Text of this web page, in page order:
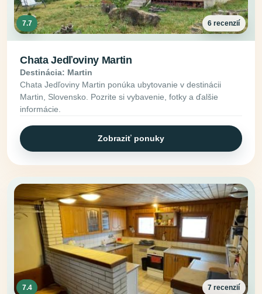
7.7 6 recenzií
Chata Jedľoviny Martin
Destinácia: Martin
Chata Jedľoviny Martin ponúka ubytovanie v destinácii
Martin, Slovensko. Pozrite si vybavenie, fotky a ďalšie
informácie.
Zobraziť ponuky
7.4 7 recenzií